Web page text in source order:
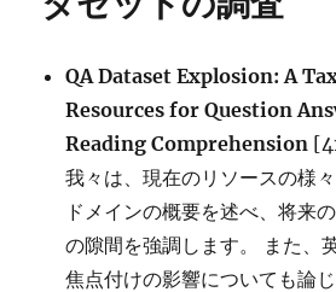
QA
タ
セ
ッ
に
QA Dataset Explosion: A
Resources for Question
Reading Comprehension
我々は、現在のリソースの様
ドメインの概要を述べ、将来
の隙間を強調します。 また、
焦点付けの影響についても論